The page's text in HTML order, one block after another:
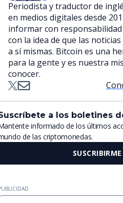
Periodista y traductor de
en medios digitales desde
informar con responsabilidad
con la idea de que las
a sí mismas. Bitcoin es una
para la gente y es nuestra
conocer.
a los boletines
informado de los últimos
de las criptomonedas.
SUSCRIBIRME